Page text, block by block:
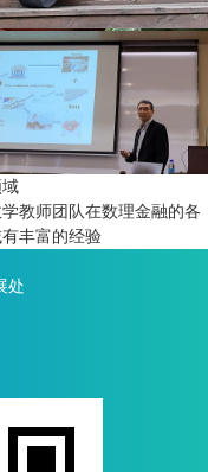
教师团队在数理金融的各
丰富的经验
处